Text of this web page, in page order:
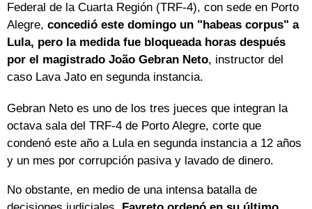
Federal de la Cuarta Región (TRF-4), con sede en Porto
Alegre, concedió este domingo un "habeas corpus" a
Lula, pero la medida fue bloqueada horas después
por el magistrado João Gebran Neto, instructor del
caso Lava Jato en segunda instancia.
Gebran Neto es uno de los tres jueces que integran la
octava sala del TRF-4 de Porto Alegre, corte que
condenó este año a Lula en segunda instancia a 12 años
y un mes por corrupción pasiva y lavado de dinero.
No obstante, en medio de una intensa batalla de